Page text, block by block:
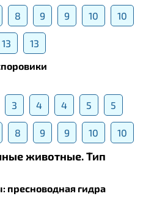
8 9 9 10 10
13
13
3 4 4 5 5
8 9 9 10 10
животные. Тип
пресноводная гидра